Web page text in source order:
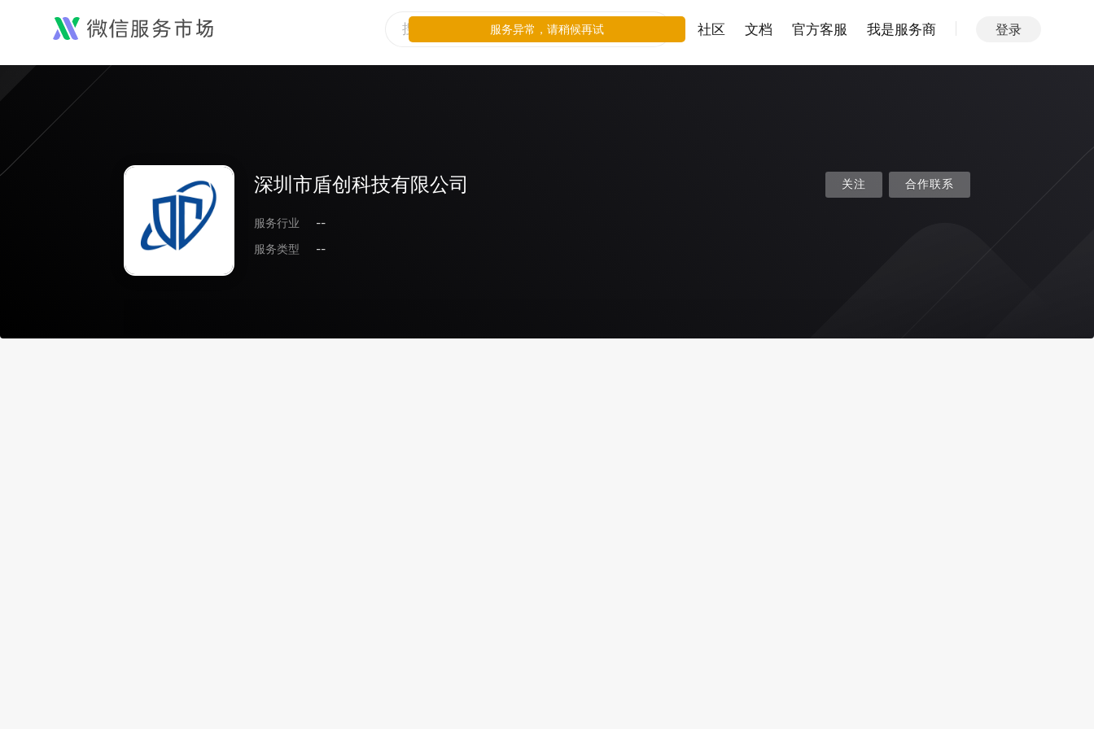
社区 文档 官方客服 我是服务商 登录
深圳市盾创科技有限公司
服务行业
--
服务类型
--
关注 合作联系
服务异常，请稍候再试